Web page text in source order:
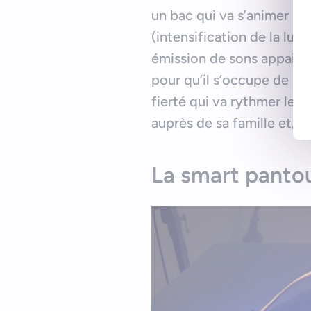
un bac qui va s’animer
(intensification de la
émission de sons
pour qu’il s’occupe de
fierté qui va rythmer les
auprès de sa famille et/
La smart